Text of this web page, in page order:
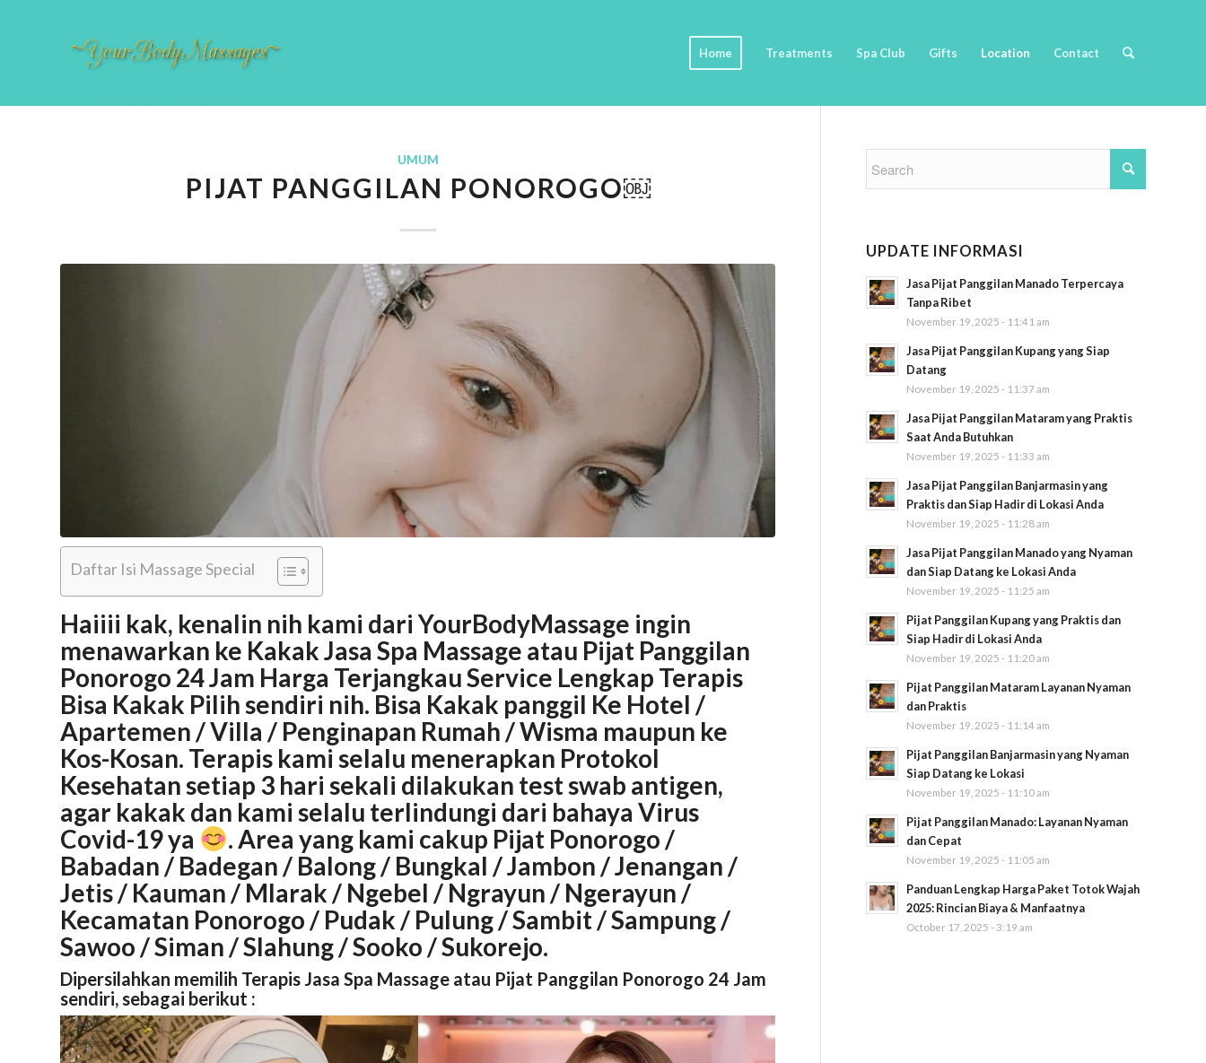
Home Treatments Spa Club Gifts Location Contact
UMUM
PIJAT PANGGILAN PONOROGO￼
Daftar Isi Massage Special
Haiiii kak, kenalin nih kami dari YourBodyMassage ingin
menawarkan ke Kakak Jasa Spa Massage atau Pijat Panggilan
Ponorogo 24 Jam Harga Terjangkau Service Lengkap Terapis
Bisa Kakak Pilih sendiri nih. Bisa Kakak panggil Ke Hotel /
Apartemen / Villa / Penginapan Rumah / Wisma maupun ke
Kos-Kosan. Terapis kami selalu menerapkan Protokol
Kesehatan setiap 3 hari sekali dilakukan test swab antigen,
agar kakak dan kami selalu terlindungi dari bahaya Virus
Covid-19 ya
. Area yang kami cakup Pijat Ponorogo /
Babadan / Badegan / Balong / Bungkal / Jambon / Jenangan /
Jetis / Kauman / Mlarak / Ngebel / Ngrayun / Ngerayun /
Kecamatan Ponorogo / Pudak / Pulung / Sambit / Sampung /
Sawoo / Siman / Slahung / Sooko / Sukorejo.
Dipersilahkan memilih Terapis Jasa Spa Massage atau Pijat Panggilan Ponorogo 24 Jam
sendiri, sebagai berikut :
UPDATE INFORMASI
Jasa Pijat Panggilan Manado Terpercaya
Tanpa Ribet
November 19, 2025 - 11:41 am
Jasa Pijat Panggilan Kupang yang Siap
Datang
November 19, 2025 - 11:37 am
Jasa Pijat Panggilan Mataram yang Praktis
Saat Anda Butuhkan
November 19, 2025 - 11:33 am
Jasa Pijat Panggilan Banjarmasin yang
Praktis dan Siap Hadir di Lokasi Anda
November 19, 2025 - 11:28 am
Jasa Pijat Panggilan Manado yang Nyaman
dan Siap Datang ke Lokasi Anda
November 19, 2025 - 11:25 am
Pijat Panggilan Kupang yang Praktis dan
Siap Hadir di Lokasi Anda
November 19, 2025 - 11:20 am
Pijat Panggilan Mataram Layanan Nyaman
dan Praktis
November 19, 2025 - 11:14 am
Pijat Panggilan Banjarmasin yang Nyaman
Siap Datang ke Lokasi
November 19, 2025 - 11:10 am
Pijat Panggilan Manado: Layanan Nyaman
dan Cepat
November 19, 2025 - 11:05 am
Panduan Lengkap Harga Paket Totok Wajah
2025: Rincian Biaya & Manfaatnya
October 17, 2025 - 3:19 am